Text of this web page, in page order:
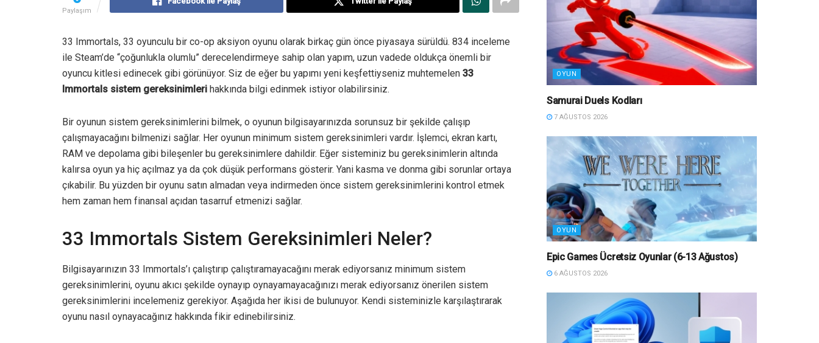
Paylaşım
33 Immortals, 33 oyunculu bir co-op aksiyon oyunu olarak birkaç gün önce piyasaya sürüldü. 834 inceleme
ile Steam’de “çoğunlukla olumlu” derecelendirmeye sahip olan yapım, uzun vadede oldukça önemli bir
oyuncu kitlesi edinecek gibi görünüyor. Siz de eğer bu yapımı yeni keşfettiyseniz muhtemelen 33
Immortals sistem gereksinimleri hakkında bilgi edinmek istiyor olabilirsiniz.
Bir oyunun sistem gereksinimlerini bilmek, o oyunun bilgisayarınızda sorunsuz bir şekilde çalışıp
çalışmayacağını bilmenizi sağlar. Her oyunun minimum sistem gereksinimleri vardır. İşlemci, ekran kartı,
RAM ve depolama gibi bileşenler bu gereksinimlere dahildir. Eğer sisteminiz bu gereksinimlerin altında
kalırsa oyun ya hiç açılmaz ya da çok düşük performans gösterir. Yani kasma ve donma gibi sorunlar ortaya
çıkabilir. Bu yüzden bir oyunu satın almadan veya indirmeden önce sistem gereksinimlerini kontrol etmek
hem zaman hem finansal açıdan tasarruf etmenizi sağlar.
33 Immortals Sistem Gereksinimleri Neler?
Bilgisayarınızın 33 Immortals’ı çalıştırıp çalıştıramayacağını merak ediyorsanız minimum sistem
gereksinimlerini, oyunu akıcı şekilde oynayıp oynayamayacağınızı merak ediyorsanız önerilen sistem
gereksinimlerini incelemeniz gerekiyor. Aşağıda her ikisi de bulunuyor. Kendi sisteminizle karşılaştırarak
oyunu nasıl oynayacağınız hakkında fikir edinebilirsiniz.
OYUN
Samurai Duels Kodları
7 AĞUSTOS 2026
OYUN
Epic Games Ücretsiz Oyunlar (6-13 Ağustos)
6 AĞUSTOS 2026